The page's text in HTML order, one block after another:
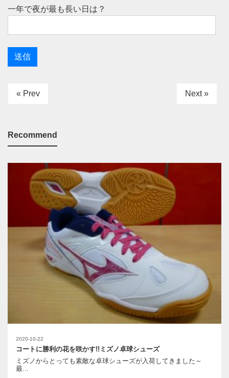
一年で夜が最も長い日は？
« Prev Next »
Recommend
2020-10-22
コートに勝利の花を咲かす!!ミズノ卓球シューズ
ミズノからとっても素敵な卓球シューズが入荷してきました～
最...